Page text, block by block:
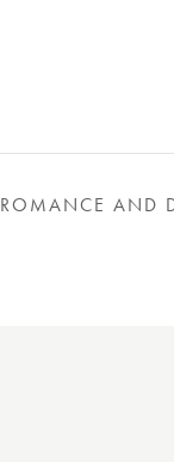
ROMANCE AND